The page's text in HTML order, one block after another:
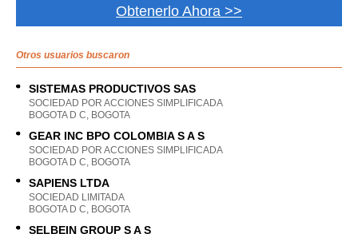
Obtenerlo Ahora >>
Otros usuarios buscaron
SISTEMAS PRODUCTIVOS SAS
SOCIEDAD POR ACCIONES SIMPLIFICADA
BOGOTA D C, BOGOTA
GEAR INC BPO COLOMBIA S A S
SOCIEDAD POR ACCIONES SIMPLIFICADA
BOGOTA D C, BOGOTA
SAPIENS LTDA
SOCIEDAD LIMITADA
BOGOTA D C, BOGOTA
SELBEIN GROUP S A S